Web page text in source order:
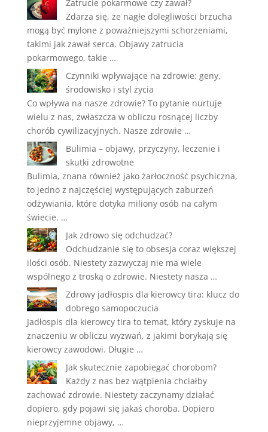
Zatrucie pokarmowe czy zawał?
Zdarza się, że nagłe dolegliwości brzucha
mogą być mylone z poważniejszymi schorzeniami,
takimi jak zawał serca. Objawy zatrucia
pokarmowego, takie …
Czynniki wpływające na zdrowie: geny,
środowisko i styl życia
Co wpływa na nasze zdrowie? To pytanie nurtuje
wielu z nas, zwłaszcza w obliczu rosnącej liczby
chorób cywilizacyjnych. Nasze zdrowie …
Bulimia – objawy, przyczyny, leczenie i
skutki zdrowotne
Bulimia, znana również jako żarłoczność psychiczna,
to jedno z najczęściej występujących zaburzeń
odżywiania, które dotyka miliony osób na całym
świecie. …
Jak zdrowo się odchudzać?
Odchudzanie się to obsesja coraz większej
ilości osób. Niestety zazwyczaj nie ma wiele
wspólnego z troską o zdrowie. Niestety nasza …
Zdrowy jadłospis dla kierowcy tira: klucz do
dobrego samopoczucia
Jadłospis dla kierowcy tira to temat, który zyskuje na
znaczeniu w obliczu wyzwań, z jakimi borykają się
kierowcy zawodowi. Długie …
Jak skutecznie zapobiegać chorobom?
Każdy z nas bez wątpienia chciałby
zachować zdrowie. Niestety zaczynamy działać
dopiero, gdy pojawi się jakaś choroba. Dopiero
nieprzyjemne objawy, …